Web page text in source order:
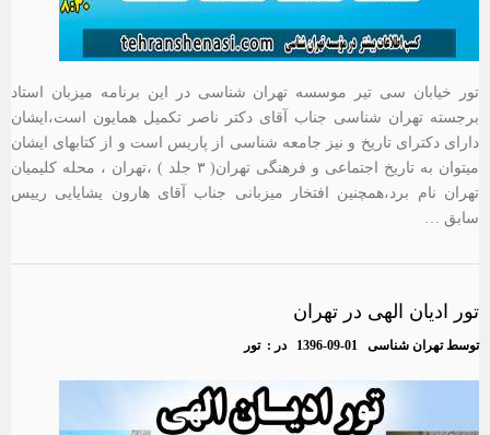
تور خیابان سی تیر موسسه تهران شناسی در این برنامه میزبان استاد
برجسته تهران شناسی جناب آقای دکتر ناصر تکمیل همایون است،ایشان
دارای دکترای تاریخ و نیز جامعه شناسی از پاریس است و از کتابهای ایشان
میتوان به تاریخ اجتماعی و فرهنگی تهران( ۳ جلد ) ،تهران ، محله کلیمیان
تهران نام برد،همچنین افتخار میزبانی جناب آقای هارون یشایایی رییس
سابق …
تور ادیان الهی در تهران
توسطتهران شناسی 1396-09-01 در :تور